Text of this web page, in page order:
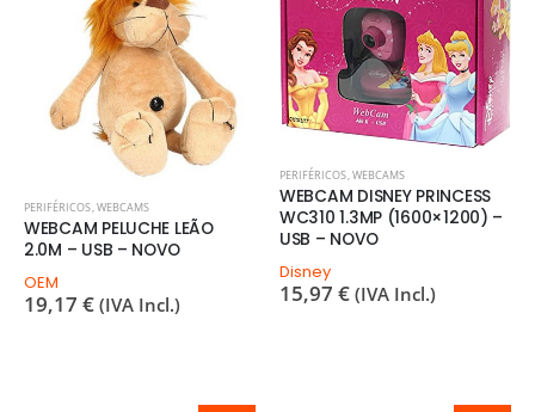
PERIFÉRICOS,WEBCAMS
WEBCAM PELUCHE LEÃO
2.0M – USB – NOVO
OEM
19,17 € (IVA Incl.)
PERIFÉRICOS,WEBCAMS
WEBCAM DISNEY PRINCESS
WC310 1.3MP (1600×1200) –
USB – NOVO
Disney
15,97 € (IVA Incl.)